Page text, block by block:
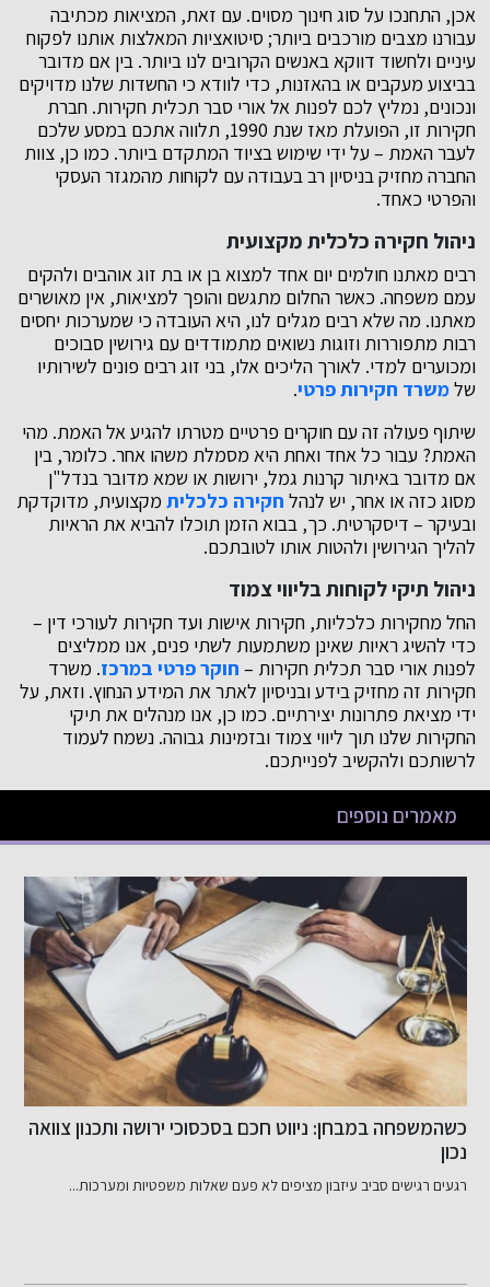
אכן, התחנכו על סוג חינוך מסוים. עם זאת, המציאות מכתיבה
עבורנו מצבים מורכבים ביותר; סיטואציות המאלצות אותנו לפקוח
עיניים ולחשוד דווקא באנשים הקרובים לנו ביותר. בין אם מדובר
בביצוע מעקבים או בהאזנות, כדי לוודא כי החשדות שלנו מדויקים
ונכונים, נמליץ לכם לפנות אל אורי סבר תכלית חקירות. חברת
חקירות זו, הפועלת מאז שנת 1990, תלווה אתכם במסע שלכם
לעבר האמת – על ידי שימוש בציוד המתקדם ביותר. כמו כן, צוות
החברה מחזיק בניסיון רב בעבודה עם לקוחות מהמגזר העסקי
והפרטי כאחד.
ניהול חקירה כלכלית מקצועית
רבים מאתנו חולמים יום אחד למצוא בן או בת זוג אוהבים ולהקים
עמם משפחה. כאשר החלום מתגשם והופך למציאות, אין מאושרים
מאתנו. מה שלא רבים מגלים לנו, היא העובדה כי שמערכות יחסים
רבות מתפוררות וזוגות נשואים מתמודדים עם גירושין סבוכים
ומכוערים למדי. לאורך הליכים אלו, בני זוג רבים פונים לשירותיו
שלמשרד חקירות פרטי.
שיתוף פעולה זה עם חוקרים פרטיים מטרתו להגיע אל האמת. מהי
האמת? עבור כל אחד ואחת היא מסמלת משהו אחר. כלומר, בין
אם מדובר באיתור קרנות גמל, ירושות או שמא מדובר בנדל"ן
מסוג כזה או אחר, יש לנהל חקירה כלכליתמקצועית, מדוקדקת
ובעיקר – דיסקרטית. כך, בבוא הזמן תוכלו להביא את הראיות
להליך הגירושין ולהטות אותו לטובתכם.
ניהול תיקי לקוחות בליווי צמוד
החל מחקירות כלכליות, חקירות אישות ועד חקירות לעורכי דין –
כדי להשיג ראיות שאינן משתמעות לשתי פנים, אנו ממליצים
לפנות אורי סבר תכלית חקירות – חוקר פרטי במרכז. משרד
חקירות זה מחזיק בידע ובניסיון לאתר את המידע הנחוץ. וזאת, על
ידי מציאת פתרונות יצירתיים. כמו כן, אנו מנהלים את תיקי
החקירות שלנו תוך ליווי צמוד ובזמינות גבוהה. נשמח לעמוד
לרשותכם ולהקשיב לפנייתכם.
מאמרים נוספים
שיפור האשראי שלך בקלות
דירוג אשראי שלי: מה זה ולמה הוא חשוב? דירוג אשראי שלי...